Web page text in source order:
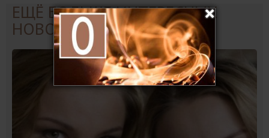
ЕЩЁ БОЛЬШЕ ИНТЕРЕСНЫХ
НОВОСТЕЙ: